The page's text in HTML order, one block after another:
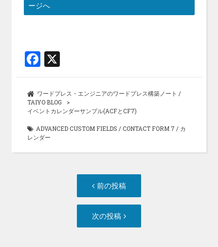
ージへ
F
ce
b
o
o
k
X
ワードプレス・エンジニアのワードプレス構築ノート /
TAIYO BLOG
イベントカレンダーサンプル(ACFとCF7)
ADVANCED CUSTOM FIELDS /CONTACT FORM 7 / カ
レンダー
前の投稿
の
稿:
次の投稿
の